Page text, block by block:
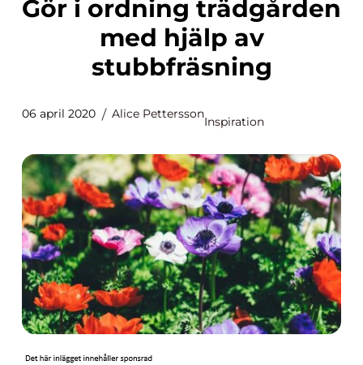
Gör i ordning trädgården
med hjälp av
stubbfräsning
06 april 2020 Alice Pettersson
Inspiration